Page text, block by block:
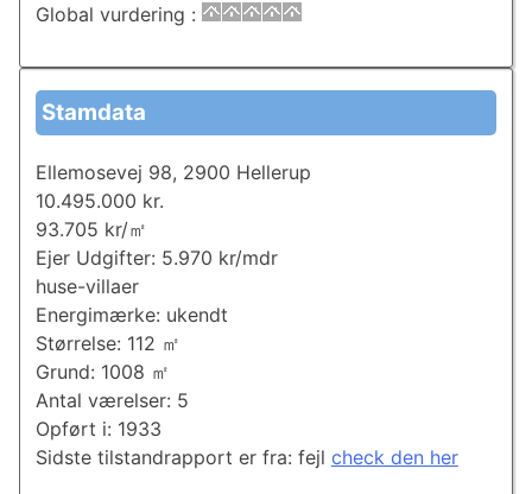
Global vurdering :
Stamdata
Ellemosevej 98, 2900 Hellerup
10.495.000 kr.
93.705 kr/㎡
Ejer Udgifter: 5.970 kr/mdr
huse-villaer
Energimærke: ukendt
Størrelse: 112 ㎡
Grund: 1008 ㎡
Antal værelser: 5
Opført i: 1933
Sidste tilstandrapport er fra: fejl check den her